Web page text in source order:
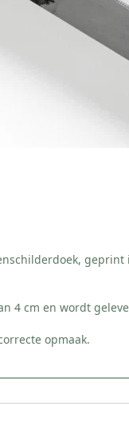
4 cm en wordt
opmaak.